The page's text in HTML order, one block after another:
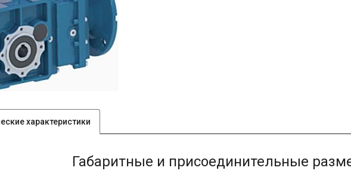
характеристики
Габаритные и присоединительные